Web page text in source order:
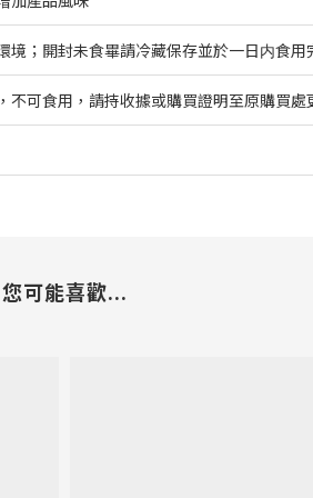
境；開封未食畢請冷藏保存並於一日内食用
不可食用，請持收據或購買證明至原購買處
您可能喜歡...